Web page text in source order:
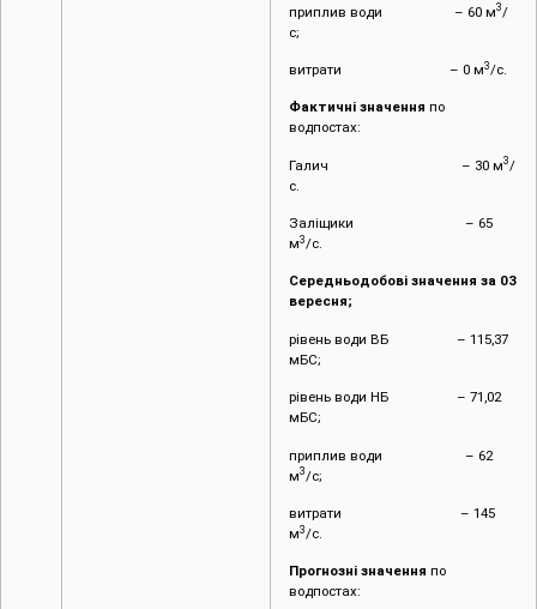
приплив води – 60 м3/
с;
витрати – 0 м3/с.
Фактичні значення по
водпостах:
Галич – 30 м3/
с.
Заліщики – 65
м3/с.
Середньодобові значення за 03
вересня;
рівень води ВБ – 115,37
мБС;
рівень води НБ – 71,02
мБС;
приплив води – 62
м3/с;
витрати – 145
м3/с.
Прогнозні значення по
водпостах: